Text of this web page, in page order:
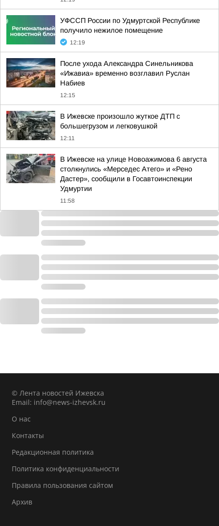
УФССП России по Удмуртской Республике
получило нежилое помещение
12:19
После ухода Александра Синельникова
«Ижавиа» временно возглавил Руслан
Набиев
12:15
В Ижевске произошло жуткое ДТП с
большегрузом и легковушкой
12:11
В Ижевске на улице Новоажимова 6 августа
столкнулись «Мерседес Атего» и «Рено
Дастер», сообщили в Госавтоинспекции
Удмуртии
11:58
© Лента новостей Ижевска
Email: info@news-izhevsk.ru
О нас
Контакты
Редакционная политика
Политика конфиденциальности
Правила пользования сайтом
Архив